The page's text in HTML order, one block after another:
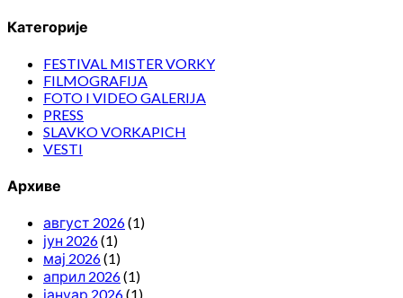
Категорије
FESTIVAL MISTER VORKY
FILMOGRAFIJA
FOTO I VIDEO GALERIJA
PRESS
SLAVKO VORKAPICH
VESTI
Архиве
август 2026(1)
јун 2026(1)
мај 2026(1)
април 2026(1)
јануар 2026(1)